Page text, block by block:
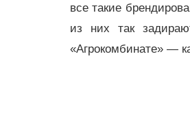
все такие
из них так
«Агрокомбинате» —